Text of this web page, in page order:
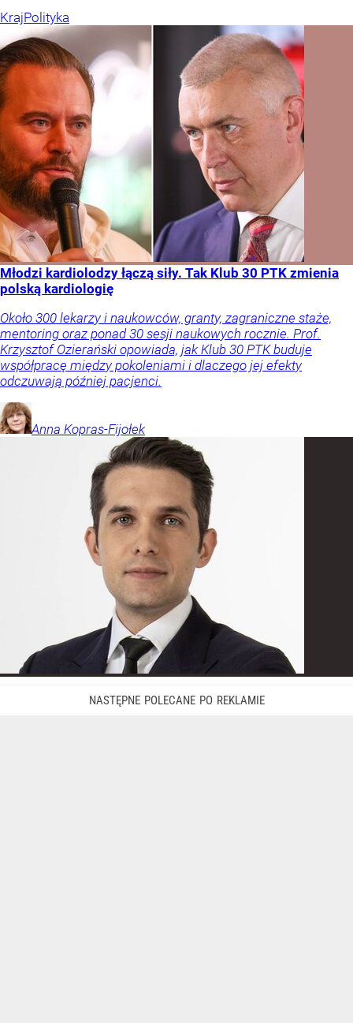
KrajPolityka
Młodzi kardiolodzy łączą siły. Tak Klub 30 PTK zmienia
polską kardiologię
Około 300 lekarzy i naukowców, granty, zagraniczne staże,
mentoring oraz ponad 30 sesji naukowych rocznie. Prof.
Krzysztof Ozierański opowiada, jak Klub 30 PTK buduje
współpracę między pokoleniami i dlaczego jej efekty
odczuwają później pacjenci.
Anna Kopras-Fijołek